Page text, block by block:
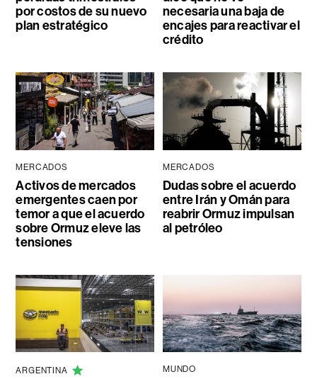
por costos de su nuevo
plan estratégico
necesaria una baja de
encajes para reactivar el
crédito
MERCADOS
Activos de mercados
emergentes caen por
temor a que el acuerdo
sobre Ormuz eleve las
tensiones
MERCADOS
Dudas sobre el acuerdo
entre Irán y Omán para
reabrir Ormuz impulsan
al petróleo
ARGENTINA MUNDO